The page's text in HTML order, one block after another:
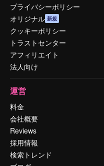
プライバシーポリシー
オリジナル 新規
クッキーポリシー
トラストセンター
アフィリエイト
法人向け
運営
料金
会社概要
Reviews
採用情報
検索トレンド